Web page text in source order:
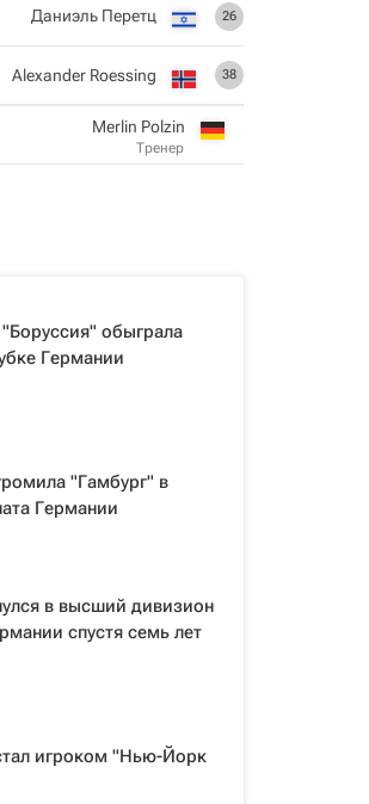
26
Даниэль Перетц
38
Alexander Roessing
Merlin Polzin
Тренер
обыграла
Германии
"Гамбург" в
Германии
в высший дивизион
спустя семь лет
игроком "Нью-Йорк